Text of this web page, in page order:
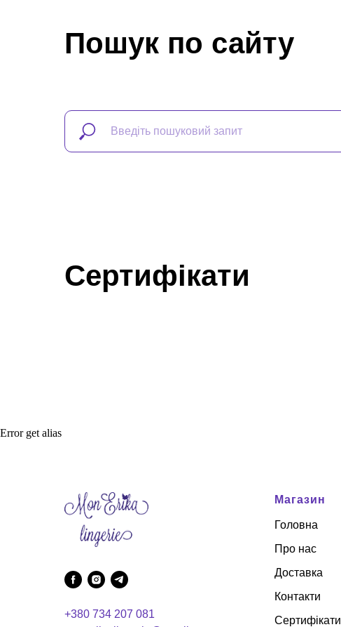
Пошук по сайту
Сертифікати
Error get alias
+380 734 207 081
Магазин
Головна
Про нас
Доставка
Контакти
Сертифікати